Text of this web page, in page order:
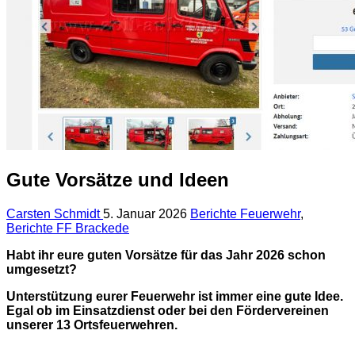
Gute Vorsätze und Ideen
Carsten Schmidt5. Januar 2026 Berichte Feuerwehr,
Berichte FF Brackede
Habt ihr eure guten Vorsätze für das Jahr 2026 schon
umgesetzt?
Unterstützung eurer Feuerwehr ist immer eine gute Idee.
Egal ob im Einsatzdienst oder bei den Fördervereinen
unserer 13 Ortsfeuerwehren.